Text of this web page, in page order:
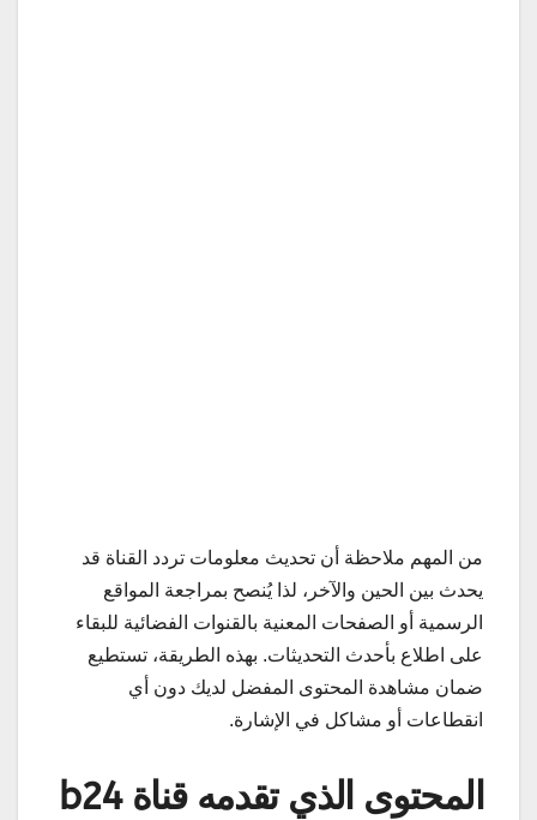
من المهم ملاحظة أن تحديث معلومات تردد القناة قد
يحدث بين الحين والآخر، لذا يُنصح بمراجعة المواقع
الرسمية أو الصفحات المعنية بالقنوات الفضائية للبقاء
على اطلاع بأحدث التحديثات. بهذه الطريقة، تستطيع
ضمان مشاهدة المحتوى المفضل لديك دون أي
انقطاعات أو مشاكل في الإشارة.
المحتوى الذي تقدمه قناة b24